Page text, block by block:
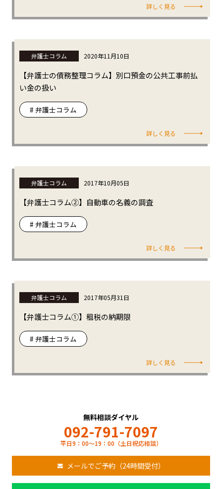
詳しく見る
弁護士コラム 2020年11月10日
【弁護士の債務整理コラム】別口預金の公共工事前払
い金の扱い
# 弁護士コラム
詳しく見る
弁護士コラム 2017年10月05日
【弁護士コラム②】自動車の名義の調査
# 弁護士コラム
詳しく見る
弁護士コラム 2017年05月31日
【弁護士コラム①】租税の納期限
# 弁護士コラム
詳しく見る
無料相談ダイヤル
092-791-7097
平日9：00～19：00（土日祝応相談）
メールでご予約（24時間受付）